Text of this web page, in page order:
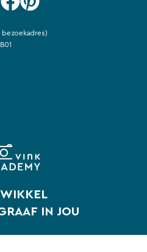
bezoekadres)
IN JOU